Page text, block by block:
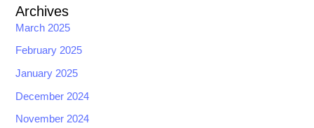
Archives
March 2025
February 2025
January 2025
December 2024
November 2024